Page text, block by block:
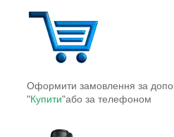
Оформити замовлення за
"Купити"або за телефоном